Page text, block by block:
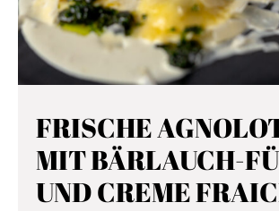
FRISCHE
MIT BÄRLAUCH-
UND CREME